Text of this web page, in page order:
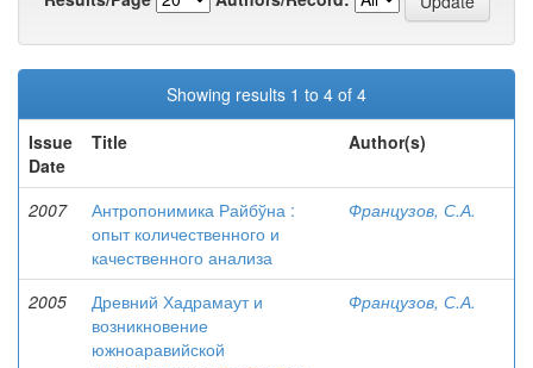
Showing results 1 to 4 of 4
Issue
Date
Title Author(s)
2007
Антропонимика Райбўна :
опыт количественного и
качественного анализа
Французов, С.А.
2005
Древний Хадрамаут и
возникновение
южноаравийской
Французов, С.А.